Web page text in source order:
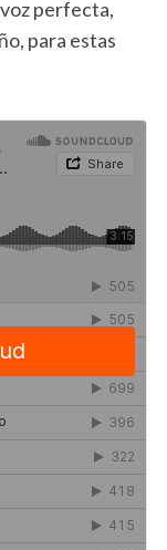
perfecta,
para estas